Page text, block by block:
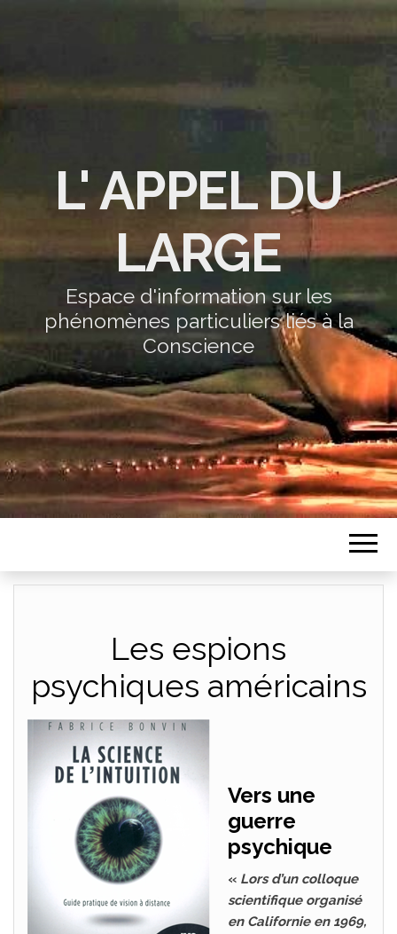
L' APPEL DU
LARGE
Espace d'information sur les
phénomènes particuliers liés à la
Conscience
Les espions
psychiques américains
Vers une
guerre
psychique
« Lors d’un colloque
scientifique organisé
en Californie en 1969,